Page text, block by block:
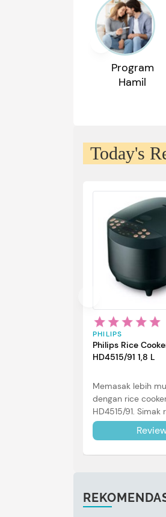
Program
Hamil
Today's
PHILIPS
Philips Rice
HD4515/91 1,8 L
Memasak lebih
dengan rice
HD4515/91. Simak
di sini.